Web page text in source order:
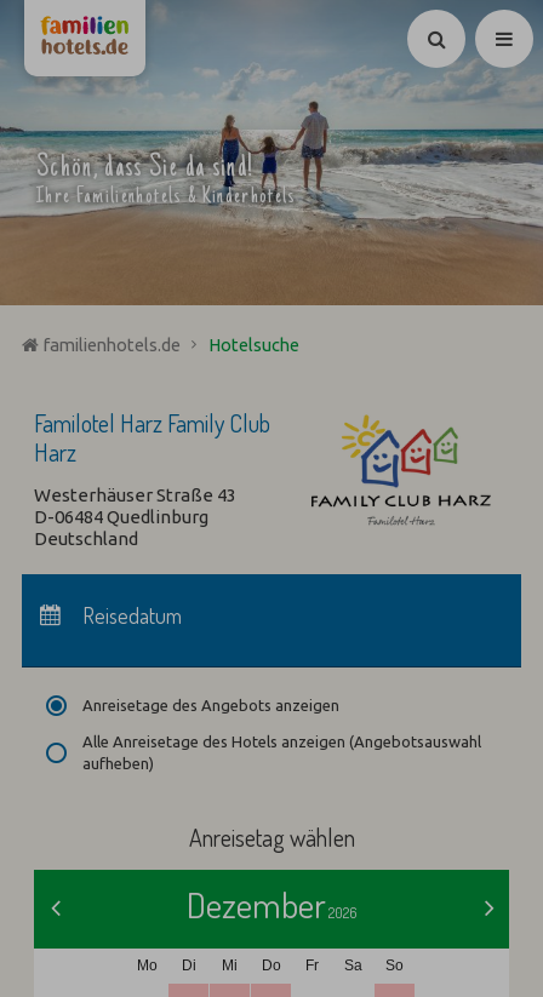
Suchen
Schön, dass Sie da sind!
Ihre Familienhotels & Kinderhotels
familienhotels.de Hotelsuche
Familotel Harz Family Club
Harz
Westerhäuser Straße 43
D-06484 Quedlinburg
Deutschland
Abreise:keine Auswahl
Reisedatum
Anreisetage des Angebots anzeigen
Alle Anreisetage des Hotels anzeigen (Angebotsauswahl
aufheben)
Anreisetag wählen
>
Dezember2026
Mo Di Mi Do Fr Sa So